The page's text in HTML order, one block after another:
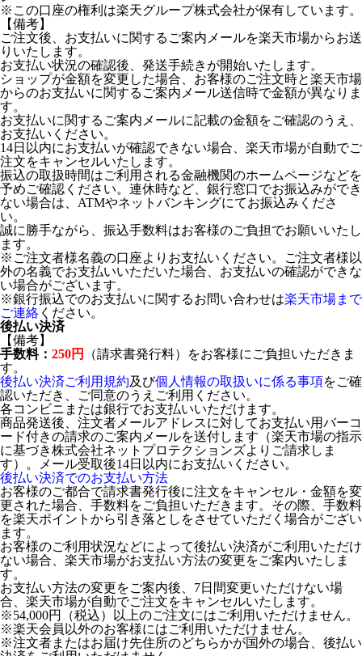
※この口座の権利は楽天グループ株式会社が保有しています。
【備考】
ご注文後、お支払いに関するご案内メールを楽天市場からお送
りいたします。
お支払い状況の確認後、発送手続きが開始いたします。
ショップが金額を変更した場合、お客様のご注文時と楽天市場
からのお支払いに関するご案内メール送信時で金額が異なりま
す。
お支払いに関するご案内メールに記載の金額をご確認のうえ、
お支払いください。
14日以内にお支払いが確認できない場合、楽天市場が自動でご
注文をキャンセルいたします。
振込の取扱時間はご利用される金融機関のホームページなどを
予めご確認ください。連休時など、銀行窓口でお振込みができ
ない場合は、ATMやネットバンキングにてお振込みくださ
い。
誠に勝手ながら、振込手数料はお客様のご負担でお願いいたし
ます。
※ご注文者様名義の口座よりお支払いください。ご注文者様以
外の名義でお支払いいただいた場合、お支払いの確認ができな
い場合がございます。
※銀行振込でのお支払いに関するお問い合わせは楽天市場まで
ご連絡 ください。
後払い決済
【備考】
手数料： 250円
（請求書発行料）をお客様にご負担いただきま
す。
後払い決済ご利用規約及び個人情報の取扱いに係る事項をご確
認いただき、ご同意のうえご利用ください。
各コンビニまたは銀行でお支払いいただけます。
商品発送後、注文者メールアドレスに対してお支払い用バーコ
ード付きの請求のご案内メールを送付します（楽天市場の指示
に基づき株式会社ネットプロテクションズよりご請求しま
す）。メール受取後14日以内にお支払いください。
後払い決済でのお支払い方法
お客様のご都合で請求書発行後に注文をキャンセル・金額を変
更された場合、手数料をご負担いただきます。その際、手数料
を楽天ポイントから引き落としをさせていただく場合がござい
ます。
お客様のご利用状況などによって後払い決済がご利用いただけ
ない場合、楽天市場がお支払い方法の変更をご案内いたしま
す。
お支払い方法の変更をご案内後、7日間変更いただけない場
合、楽天市場が自動でご注文をキャンセルいたします。
※54,000円（税込）以上のご注文にはご利用いただけません。
※楽天会員以外のお客様にはご利用いただけません。
※注文者またはお届け先住所のどちらかが国外の場合、後払い